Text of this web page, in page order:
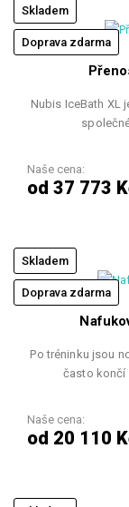
Skladem
Doprava zdarma
Nubis IceBath XL
Naše cena:
od 37 773
Skladem
Doprava zdarma
Po tréninku jsou
často končí
Naše cena:
od 20 110